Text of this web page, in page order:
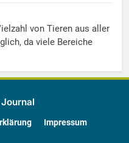
von Tieren aus aller
da viele Bereiche
Impressum